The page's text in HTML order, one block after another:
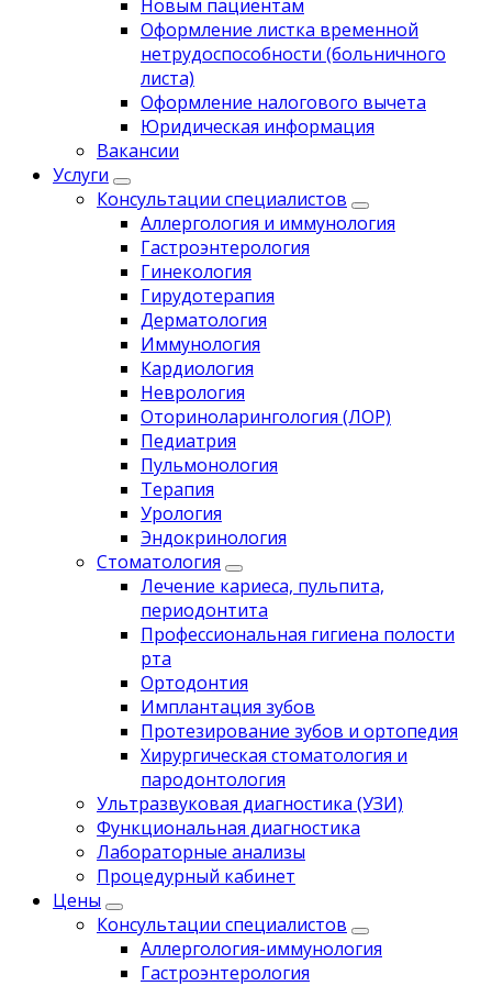
Новым пациентам
Оформление листка временной
нетрудоспособности (больничного
листа)
Оформление налогового вычета
Юридическая информация
Вакансии
Услуги
Консультации специалистов
Аллергология и иммунология
Гастроэнтерология
Гинекология
Гирудотерапия
Дерматология
Иммунология
Кардиология
Неврология
Оториноларингология (ЛОР)
Педиатрия
Пульмонология
Терапия
Урология
Эндокринология
Стоматология
Лечение кариеса, пульпита,
периодонтита
Профессиональная гигиена полости
рта
Ортодонтия
Имплантация зубов
Протезирование зубов и ортопедия
Хирургическая стоматология и
пародонтология
Ультразвуковая диагностика (УЗИ)
Функциональная диагностика
Лабораторные анализы
Процедурный кабинет
Цены
Консультации специалистов
Аллергология-иммунология
Гастроэнтерология